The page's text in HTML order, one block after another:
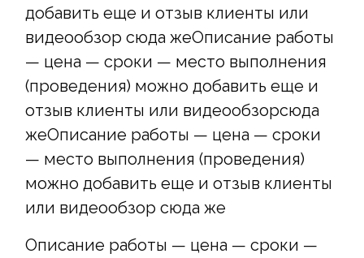
добавить еще и отзыв клиенты или
видеообзор сюда жеОписание работы
— цена — сроки — место выполнения
(проведения) можно добавить еще и
отзыв клиенты или видеообзорсюда
жеОписание работы — цена — сроки
— место выполнения (проведения)
можно добавить еще и отзыв клиенты
или видеообзор сюда же
Описание работы — цена — сроки —